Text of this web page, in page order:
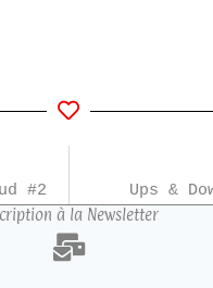
#2
Ups &
à la Newsletter